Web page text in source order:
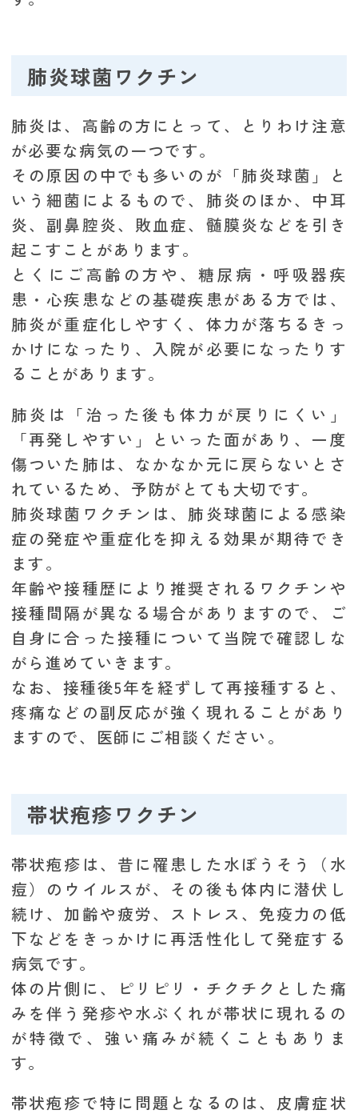
肺炎球菌ワクチン
肺炎は、高齢の方にとって、とりわけ注意
が必要な病気の一つです。
その原因の中でも多いのが「肺炎球菌」と
いう細菌によるもので、肺炎のほか、中耳
炎、副鼻腔炎、敗血症、髄膜炎などを引き
起こすことがあります。
とくにご高齢の方や、糖尿病・呼吸器疾
患・心疾患などの基礎疾患がある方では、
肺炎が重症化しやすく、体力が落ちるきっ
かけになったり、入院が必要になったりす
ることがあります。
肺炎は「治った後も体力が戻りにくい」
「再発しやすい」といった面があり、一度
傷ついた肺は、なかなか元に戻らないとさ
れているため、予防がとても大切です。
肺炎球菌ワクチンは、肺炎球菌による感染
症の発症や重症化を抑える効果が期待でき
ます。
年齢や接種歴により推奨されるワクチンや
接種間隔が異なる場合がありますので、ご
自身に合った接種について当院で確認しな
がら進めていきます。
なお、接種後5年を経ずして再接種すると、
疼痛などの副反応が強く現れることがあり
ますので、医師にご相談ください。
帯状疱疹ワクチン
帯状疱疹は、昔に罹患した水ぼうそう（水
痘）のウイルスが、その後も体内に潜伏し
続け、加齢や疲労、ストレス、免疫力の低
下などをきっかけに再活性化して発症する
病気です。
体の片側に、ピリピリ・チクチクとした痛
みを伴う発疹や水ぶくれが帯状に現れるの
が特徴で、強い痛みが続くこともありま
す。
帯状疱疹で特に問題となるのは、皮膚症状